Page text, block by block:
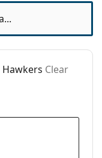
Clear